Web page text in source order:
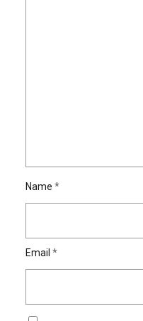
Name *
Email *